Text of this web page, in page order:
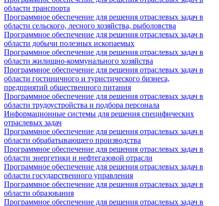
области транспорта
Программное обеспечение для решения отраслевых задач в
области сельского, лесного хозяйства, рыболовства
Программное обеспечение для решения отраслевых задач в
области добычи полезных ископаемых
Программное обеспечение для решения отраслевых задач в
области жилищно-коммунального хозяйства
Программное обеспечение для решения отраслевых задач в
области гостиничного и туристического бизнеса,
предприятий общественного питания
Программное обеспечение для решения отраслевых задач в
области трудоустройства и подбора персонала
Информационные системы для решения специфических
отраслевых задач
Программное обеспечение для решения отраслевых задач в
области обрабатывающего производства
Программное обеспечение для решения отраслевых задач в
области энергетики и нефтегазовой отрасли
Программное обеспечение для решения отраслевых задач в
области государственного управления
Программное обеспечение для решения отраслевых задач в
области образования
Программное обеспечение для решения отраслевых задач в